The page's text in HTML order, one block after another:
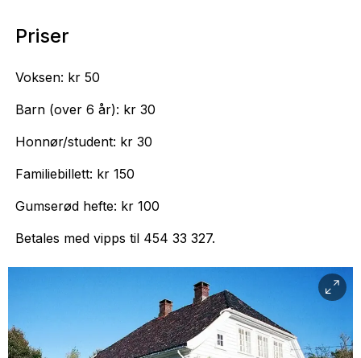
Priser
Voksen: kr 50
Barn (over 6 år): kr 30
Honnør/student: kr 30
Familiebillett: kr 150
Gumserød hefte: kr 100
Betales med vipps til 454 33 327.